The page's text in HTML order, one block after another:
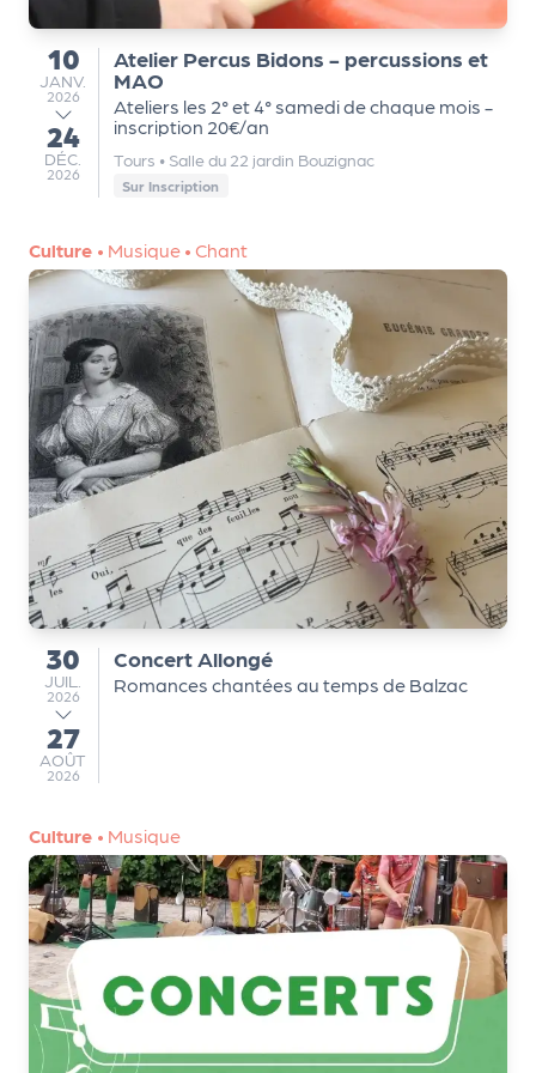
du
10
JANVIER
JANV.
2026
au
24
DÉCEMBRE
DÉC.
2026
Atelier Percus Bidons - percussions et
MAO
Ateliers les 2° et 4° samedi de chaque mois -
inscription 20€/an
Tours • Salle du 22 jardin Bouzignac
Sur Inscription
Culture • Musique • Chant
du
30
JUILLET
JUIL.
2026
au
27
AOÛT
AOÛT
2026
Concert Allongé
Romances chantées au temps de Balzac
Culture • Musique
n
is
a
e
s
L
e
cl
u
b
d
e
s
a
r
t
e
n
a